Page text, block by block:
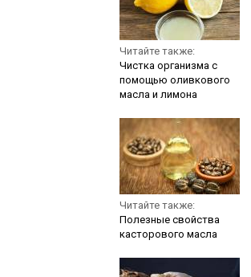
Читайте также:
Чистка организма с
помощью оливкового
масла и лимона
Читайте также:
Полезные свойства
касторового масла